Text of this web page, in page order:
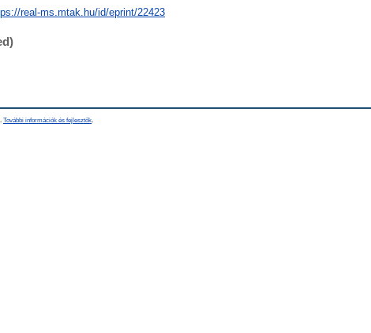
real-ms.mtak.hu/id/eprint/22423
További információk és fejlesztők